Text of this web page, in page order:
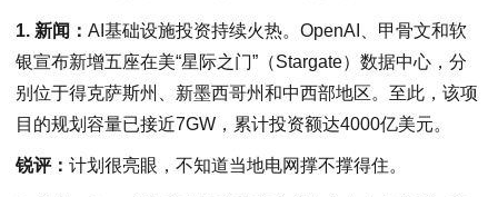
1. 新闻： AI基础设施投资持续火热。OpenAI、甲骨文和软
银宣布新增五座在美“星际之门”（Stargate）数据中心，分
别位于得克萨斯州、新墨西哥州和中西部地区。至此，该项
目的规划容量已接近7GW，累计投资额达4000亿美元。
锐评： 计划很亮眼，不知道当地电网撑不撑得住。